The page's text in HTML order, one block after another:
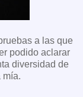
a las que
podido aclarar
diversidad de
mía.